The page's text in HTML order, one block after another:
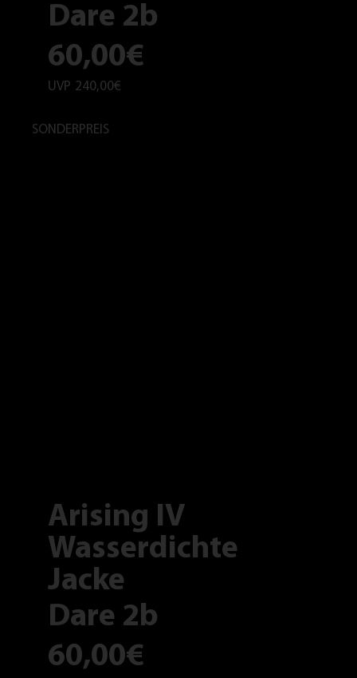
Dare 2b
60,00€
UVP 240,00€
Arising IV
Wasserdichte
Jacke
Dare 2b
60,00€
SONDERPREIS